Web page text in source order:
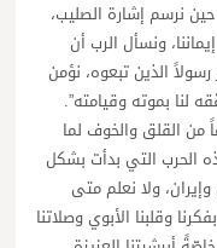
نرسم إشارة الصليب،
ونسأل الرب أن
رسولاً الذين تبعوه، نؤمن
لنا بموته وقيامته”.
من القلق والخوف لما
الحرب التي بدأت بشكل
ولا نعلم متى
وقلبنا الأبوي وصلاتنا